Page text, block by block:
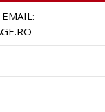
EMAIL: